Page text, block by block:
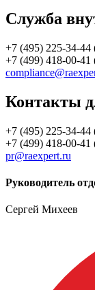
Служба
+7 (495) 225-34-44
+7 (499) 418-00-41
Контакты
+7 (495) 225-34-44
+7 (499) 418-00-41
pr@raexpert.ru
Руководитель
Сергей Михеев